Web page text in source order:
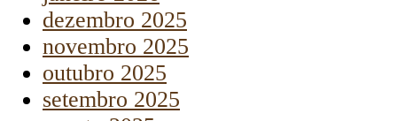
dezembro 2025
novembro 2025
outubro 2025
setembro 2025